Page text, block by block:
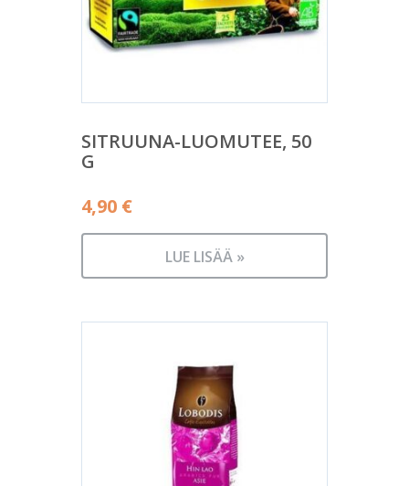
SITRUUNA-LUOMUTEE, 50
G
4,90 €
LUE LISÄÄ »